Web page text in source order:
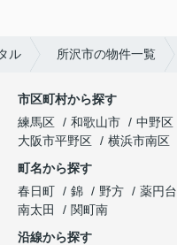
ル 所沢市の物件一覧
市区町村から探す
練馬区
和歌山市 中野区
大阪市平野区
横浜市南区
町名から探す
春日町
錦 野方 薬円台
南太田
関町南
沿線から探す